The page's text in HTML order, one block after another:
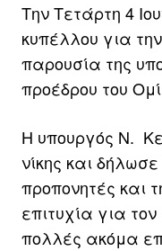
Την Τετάρτη 4
κυπέλλου για
παρουσία της
προέδρου του
Η υπουργός Ν.
νίκης και
προπονητές και
επιτυχία για
πολλές ακόμα